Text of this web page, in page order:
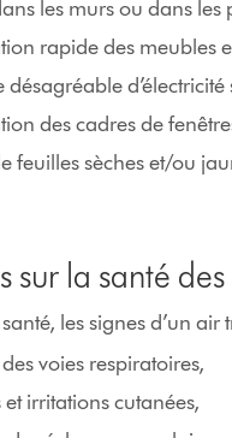
les murs ou dans les
rapide des meubles
désagréable d’électricité
des cadres de
feuilles sèches et/ou
sur la santé
les signes d’un
voies respiratoires,
irritations cutanées,